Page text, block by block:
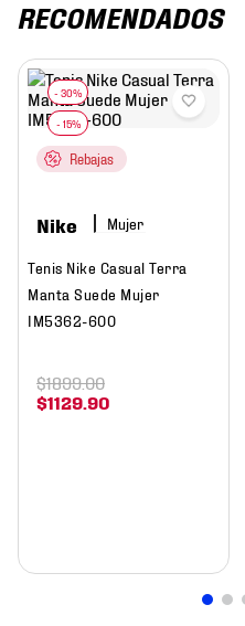
RECOMENDADOS
Rebajas
Nike Mujer
Tenis Nike Casual Terra
Manta Suede Mujer
IM5362-600
$1129.90
$1899.00